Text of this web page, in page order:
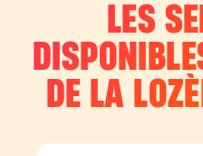
LES
DE LA